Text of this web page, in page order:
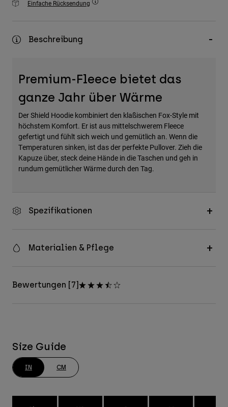
Zubehör
Taschen & Rucksäcke
Alle anzeigen
Einfache Rücksendung
Beschreibung
Premium-Fleece bietet das
ganze Jahr über Wärme
Der Shield Hoodie kombiniert den klaßischen Fox-Style mit
höchstem Komfort. Er ist aus mittelschwerem Fleece
gefertigt und fühlt sich weich und gemütlich an. Wenn die
Temperaturen sinken, ist das der perfekte Pullover. Zieh die
Kapuze über, steck deine Hände in die Taschen und geh in
rundum gemütlicher Wärme durch den Tag.
Spezifikationen
Materialien & Pflege
Bewertungen [7]
Size Guide
IN CM